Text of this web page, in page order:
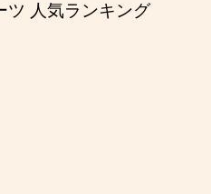
ツ 人気ランキング